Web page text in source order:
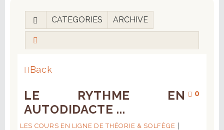
CATEGORIES ARCHIVE
Back
0
LE RYTHME EN
AUTODIDACTE ...
LES COURS EN LIGNE DE THÉORIE & SOLFÈGE